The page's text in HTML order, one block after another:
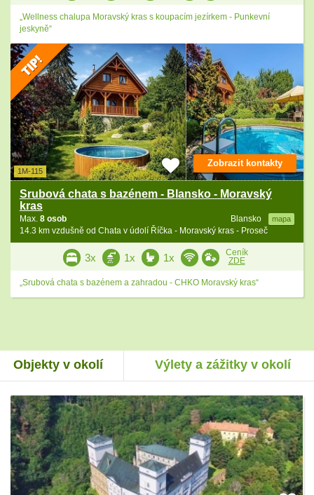
„Wellness chalupa Moravský kras s koupacím jezírkem - Punkevní
jeskyně“
1M-115
Srubová chata s bazénem - Blansko - Moravský
kras
Blansko mapa
Max. 8 osob
14.3 km vzdušně od Chata v údolí Říčka - Moravský kras - Proseč
Zobrazit kontakty
3x 1x 1x
Ceník
ZDE
„Srubová chata s bazénem a zahradou - CHKO Moravský kras“
Objekty v okolí Výlety a zážitky v okolí